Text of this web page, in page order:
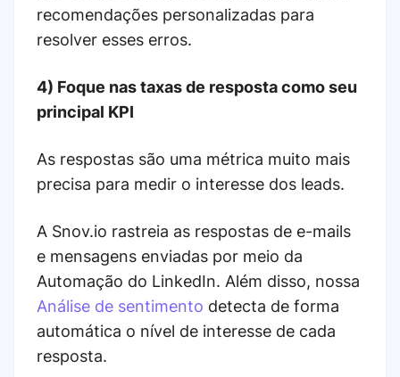
recomendações personalizadas para
resolver esses erros.
4) Foque nas taxas de resposta como seu
principal KPI
As respostas são uma métrica muito mais
precisa para medir o interesse dos leads.
A Snov.io rastreia as respostas de e-mails
e mensagens enviadas por meio da
Automação do LinkedIn. Além disso, nossa
Análise de sentimento detecta de forma
automática o nível de interesse de cada
resposta.